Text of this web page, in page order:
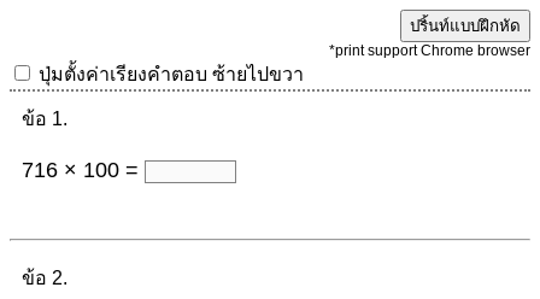
ปริ้นท์แบบฝึกหัด
*print support Chrome browser
ปุ่มตั้งค่าเรียงคำตอบ ซ้ายไปขวา
ข้อ 1.
716 × 100 =
ข้อ 2.